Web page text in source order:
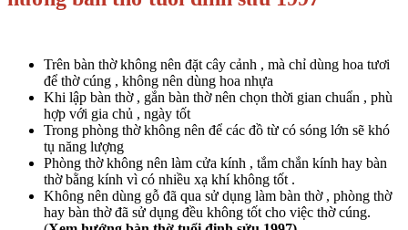
Trên bàn thờ không nên đặt cây cảnh , mà chỉ dùng hoa tươi
để thờ cúng , không nên dùng hoa nhựa
Khi lập bàn thờ , gắn bàn thờ nên chọn thời gian chuẩn , phù
hợp với gia chủ , ngày tốt
Trong phòng thờ không nên để các đồ từ có sóng lớn sẽ khó
tụ năng lượng
Phòng thờ không nên làm cửa kính , tắm chắn kính hay bàn
thờ bằng kính vì có nhiều xạ khí không tốt .
Không nên dùng gỗ đã qua sử dụng làm bàn thờ , phòng thờ
hay bàn thờ đã sử dụng đều không tốt cho việc thờ cúng.